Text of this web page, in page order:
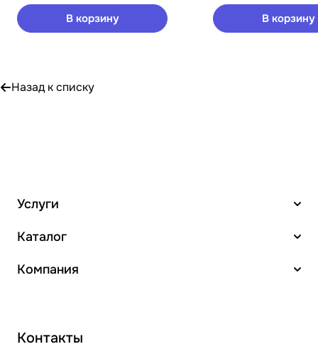
В корзину В корзину
Назад к списку
Услуги
Каталог
Компания
Контакты